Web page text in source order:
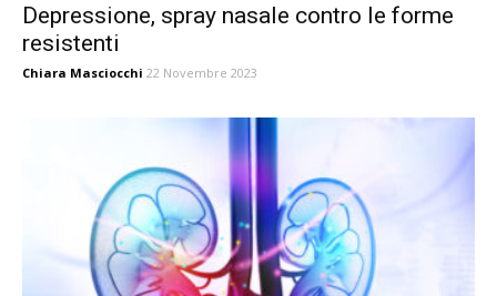
Depressione, spray nasale contro le forme
resistenti
Chiara Masciocchi 22 Novembre 2023